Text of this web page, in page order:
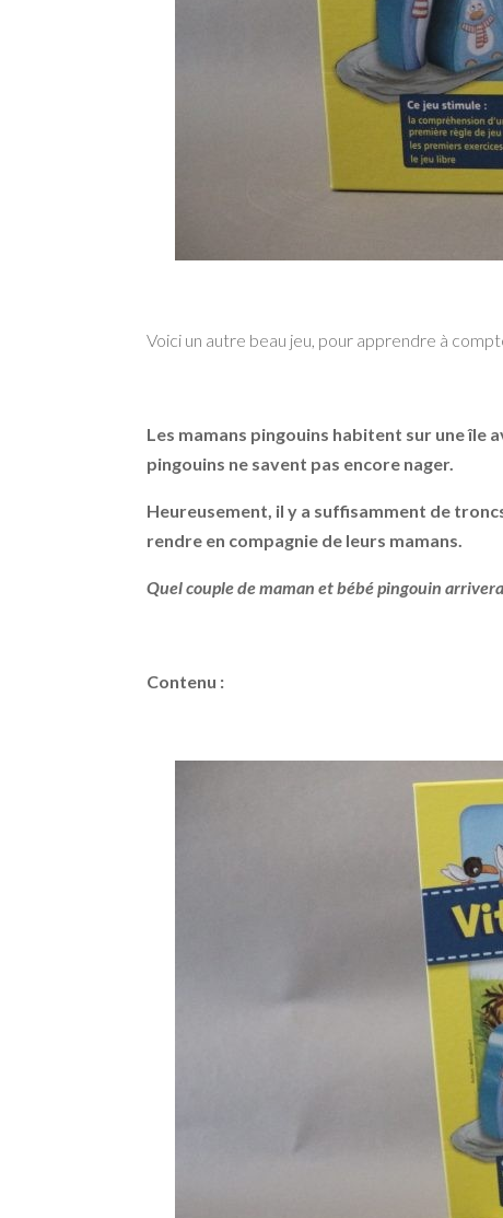
Voici un autre beau jeu, pour apprendre à
Les mamans pingouins habitent sur une île
pingouins ne savent pas encore nager.
Heureusement, il y a suffisamment de
rendre en compagnie de leurs mamans.
Quel couple de maman et bébé pingouin
Contenu :